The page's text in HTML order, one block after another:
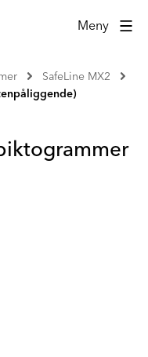
Meny
SafeLine MX2